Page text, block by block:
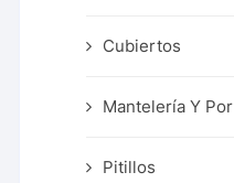
Cubiertos
Mantelería Y
Pitillos